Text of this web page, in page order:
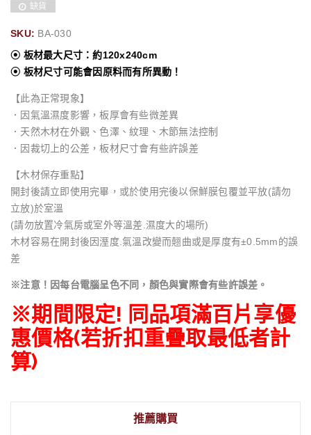
缺貨
SKU: BA-030
⦿ 板材最大尺寸：約120x240cm
⦿ 板材尺寸可能會因原料而有所異動！
【此為正常現象】
．因氣溫濕度影響，板厚會有些微差異
．天然木材在外觀、色澤、紋理、木節無法控制
．因裁切上的公差，板材尺寸會有些許誤差
【木材保存重點】
開封後請立即使用完畢，或於使用完後以保鮮膜包覆並平放(請勿
立放)於室溫
(請勿放置冷氣房或室外等溫差.濕度大的場所)
木材容易在開封後因溼度.氣溫改變而翹曲或是厚度有±0.5mm的誤
差
※注意！因每台電腦呈色不同，顏色與實際會有些許誤差。
※期間限定! 同品項滿百片享優
惠價格(若折扣重疊取最低者計
算)
推薦購買